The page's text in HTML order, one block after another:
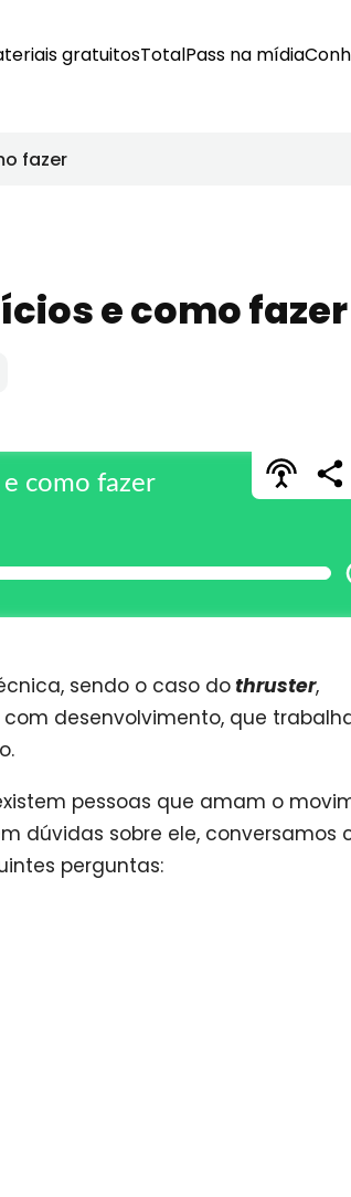
gratuitosTotalPass na mídia
fazer
e como fazer
sendo o caso dothruster,
desenvolvimento, que
pessoas que amam o
dúvidas sobre ele, conversamos
perguntas: